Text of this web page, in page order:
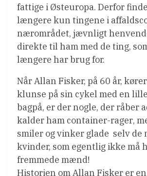
fattige i Østeuropa. Derfor
længere kun tingene i
nærområdet, jævnligt
direkte til ham med de ting,
længere har brug for.
Når Allan Fisker, på 60 år,
klunse på sin cykel med en
bagpå, er der nogle, der råber
kalder ham container-rager,
smiler og vinker glade  selv
kvinder, som egentlig ikke må
fremmede mænd!
Historien om Allan Fisker er